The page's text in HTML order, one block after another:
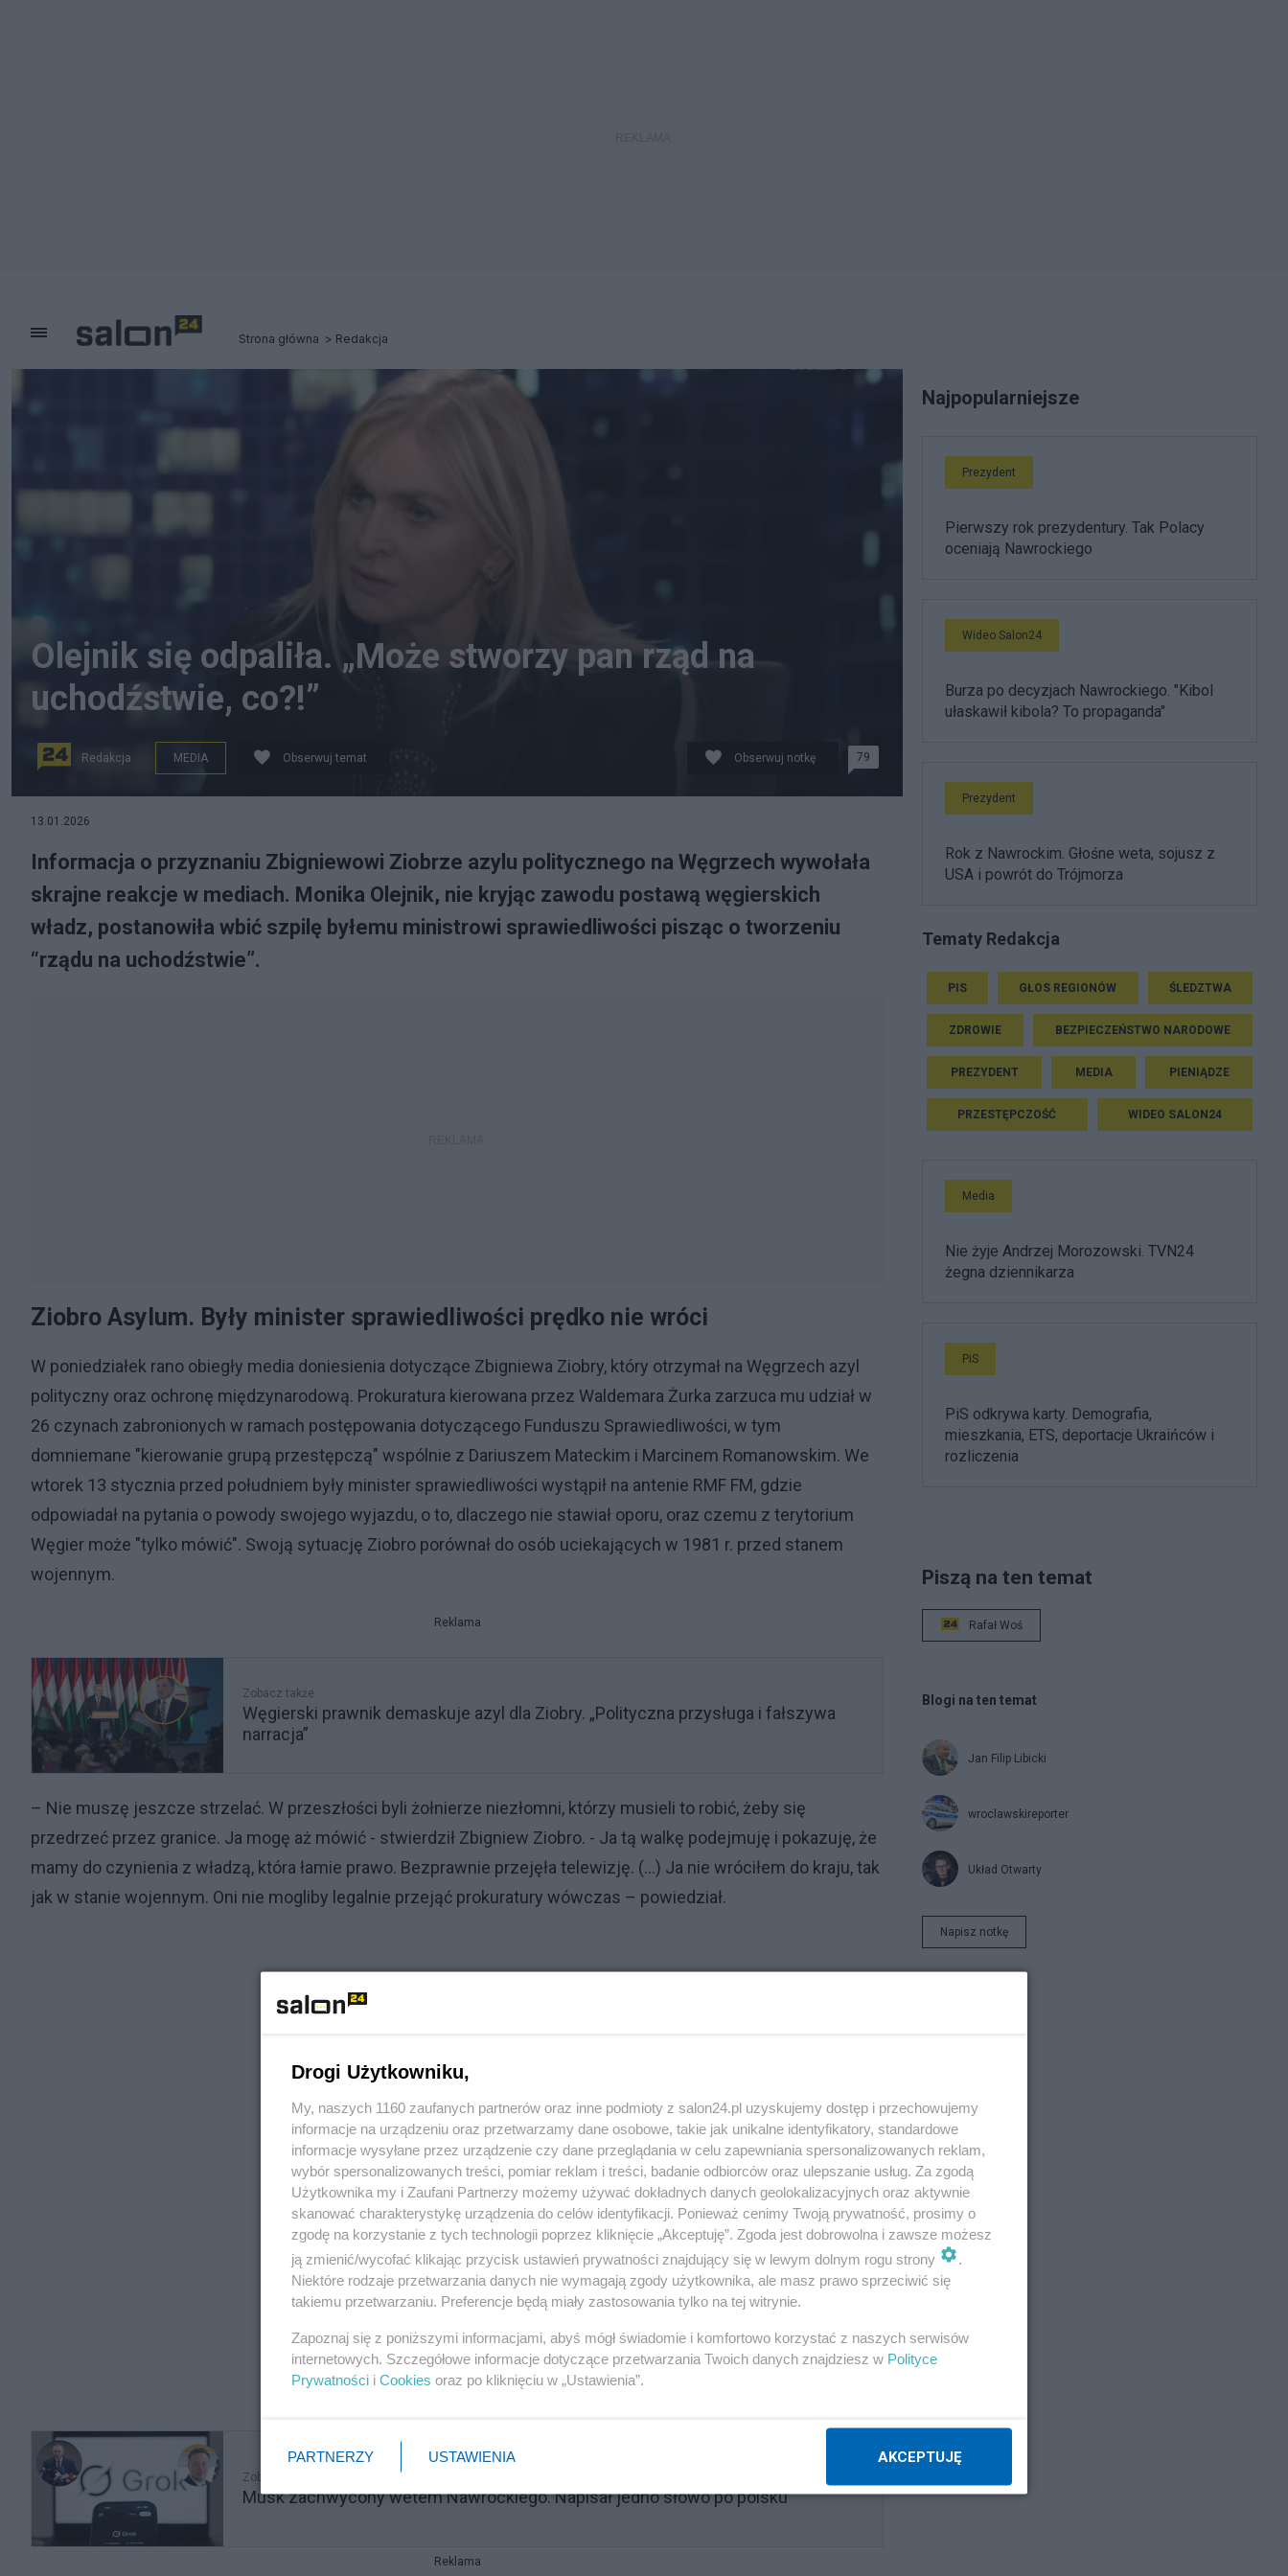
Strona główna Redakcja
Olejnik się odpaliła. „Może stworzy pan rząd na
uchodźstwie, co?!”
Redakcja MEDIA Obserwuj temat Obserwuj notkę 79
13.01.2026
Informacja o przyznaniu Zbigniewowi Ziobrze azylu politycznego na Węgrzech wywołała
skrajne reakcje w mediach. Monika Olejnik, nie kryjąc zawodu postawą węgierskich
władz, postanowiła wbić szpilę byłemu ministrowi sprawiedliwości pisząc o tworzeniu
“rządu na uchodźstwie”.
Ziobro Asylum. Były minister sprawiedliwości prędko nie wróci
W poniedziałek rano obiegły media doniesienia dotyczące Zbigniewa Ziobry, który otrzymał na Węgrzech azyl
polityczny oraz ochronę międzynarodową. Prokuratura kierowana przez Waldemara Żurka zarzuca mu udział w
26 czynach zabronionych w ramach postępowania dotyczącego Funduszu Sprawiedliwości, w tym
domniemane "kierowanie grupą przestępczą" wspólnie z Dariuszem Mateckim i Marcinem Romanowskim. We
wtorek 13 stycznia przed południem były minister sprawiedliwości wystąpił na antenie RMF FM, gdzie
odpowiadał na pytania o powody swojego wyjazdu, o to, dlaczego nie stawiał oporu, oraz czemu z terytorium
Węgier może "tylko mówić". Swoją sytuację Ziobro porównał do osób uciekających w 1981 r. przed stanem
wojennym.
Reklama
Zobacz także
Węgierski prawnik demaskuje azyl dla Ziobry. „Polityczna przysługa i fałszywa
narracja”
– Nie muszę jeszcze strzelać. W przeszłości byli żołnierze niezłomni, którzy musieli to robić, żeby się
przedrzeć przez granice. Ja mogę aż mówić - stwierdził Zbigniew Ziobro. - Ja tą walkę podejmuję i pokazuję, że
mamy do czynienia z władzą, która łamie prawo. Bezprawnie przejęła telewizję. (...) Ja nie wróciłem do kraju, tak
jak w stanie wojennym. Oni nie mogliby legalnie przejąć prokuratury wówczas – powiedział.
Zobacz także
Musk zachwycony wetem Nawrockiego. Napisał jedno słowo po polsku
Reklama
Najpopularniejsze
Prezydent
Pierwszy rok prezydentury. Tak Polacy
oceniają Nawrockiego
Wideo Salon24
Burza po decyzjach Nawrockiego. "Kibol
ułaskawił kibola? To propaganda"
Prezydent
Rok z Nawrockim. Głośne weta, sojusz z
USA i powrót do Trójmorza
Tematy Redakcja
PIS GŁOS REGIONÓW ŚLEDZTWA
ZDROWIE BEZPIECZEŃSTWO NARODOWE
PREZYDENT MEDIA PIENIĄDZE
PRZESTĘPCZOŚĆ WIDEO SALON24
Media
Nie żyje Andrzej Morozowski. TVN24
żegna dziennikarza
PiS
PiS odkrywa karty. Demografia,
mieszkania, ETS, deportacje Ukraińców i
rozliczenia
Piszą na ten temat
Rafał Woś
Blogi na ten temat
Jan Filip Libicki
wroclawskireporter
Układ Otwarty
Napisz notkę
Drogi Użytkowniku,
My, naszych 1160 zaufanych partnerów oraz inne podmioty z salon24.pl uzyskujemy dostęp i przechowujemy
informacje na urządzeniu oraz przetwarzamy dane osobowe, takie jak unikalne identyfikatory, standardowe
informacje wysyłane przez urządzenie czy dane przeglądania w celu zapewniania spersonalizowanych reklam,
wybór spersonalizowanych treści, pomiar reklam i treści, badanie odbiorców oraz ulepszanie usług. Za zgodą
Użytkownika my i Zaufani Partnerzy możemy używać dokładnych danych geolokalizacyjnych oraz aktywnie
skanować charakterystykę urządzenia do celów identyfikacji. Ponieważ cenimy Twoją prywatność, prosimy o
zgodę na korzystanie z tych technologii poprzez kliknięcie „Akceptuję”. Zgoda jest dobrowolna i zawsze możesz
ją zmienić/wycofać klikając przycisk ustawień prywatności znajdujący się w lewym dolnym rogu strony
.
Niektóre rodzaje przetwarzania danych nie wymagają zgody użytkownika, ale masz prawo sprzeciwić się
takiemu przetwarzaniu. Preferencje będą miały zastosowania tylko na tej witrynie.
Zapoznaj się z poniższymi informacjami, abyś mógł świadomie i komfortowo korzystać z naszych serwisów
internetowych. Szczegółowe informacje dotyczące przetwarzania Twoich danych znajdziesz w Polityce
Prywatności i Cookies oraz po kliknięciu w „Ustawienia”.
PARTNERZY USTAWIENIA AKCEPTUJĘ